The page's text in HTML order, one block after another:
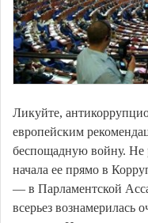
Ликуйте,
европейским
беспощадную войну. Не
начала ее прямо в
— в Парламентской
всерьез вознамерилась